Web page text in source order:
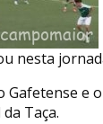
nesta
Gafetense
Taça.